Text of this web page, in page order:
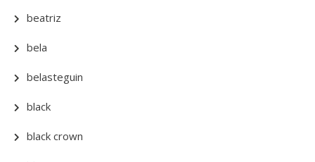
beatriz
bela
belasteguin
black
black crown